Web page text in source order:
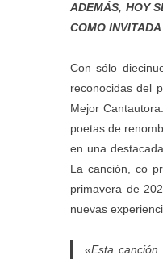
ADEMÁS, HOY
COMO
Con sólo
reconocidas del
Mejor
poetas de
en una
La canción, co
primavera de
nuevas
«Esta